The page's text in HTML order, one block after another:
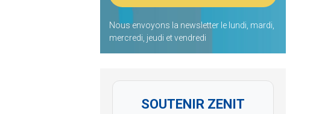
Nous envoyons la newsletter le lundi, mardi,
mercredi, jeudi et vendredi
SOUTENIR ZENIT